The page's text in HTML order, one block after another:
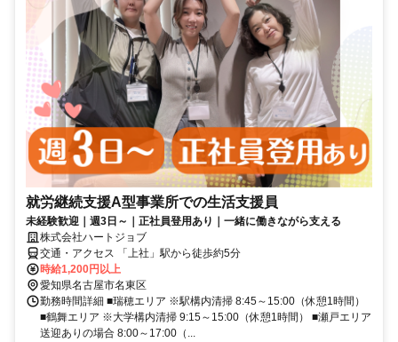
就労継続支援A型事業所での生活支援員
未経験歓迎｜週3日～｜正社員登用あり｜一緒に働きながら支える
株式会社ハートジョブ
交通・アクセス 「上社」駅から徒歩約5分
時給1,200円以上
愛知県名古屋市名東区
勤務時間詳細 ■瑞穂エリア ※駅構内清掃 8:45～15:00（休憩1時間）
■鶴舞エリア ※大学構内清掃 9:15～15:00（休憩1時間） ■瀬戸エリア
送迎ありの場合 8:00～17:00（...